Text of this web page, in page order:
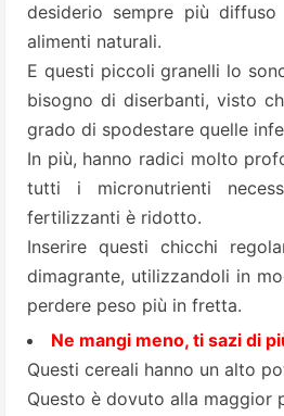
desiderio sempre più
alimenti naturali.
E questi piccoli granelli lo
bisogno di diserbanti, visto
grado di spodestare quelle
In più, hanno radici molto
tutti i micronutrienti
fertilizzanti è ridotto.
Inserire questi chicchi
dimagrante, utilizzandoli in
perdere peso più in fretta.
Ne mangi meno, ti sazi di
Questi cereali hanno un alto
Questo è dovuto alla maggior